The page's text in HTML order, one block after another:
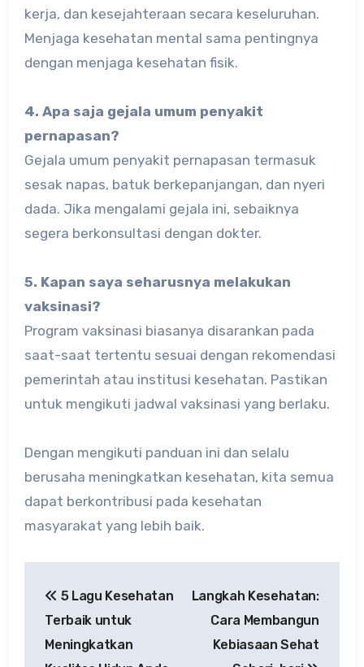
kerja, dan kesejahteraan secara keseluruhan.
Menjaga kesehatan mental sama pentingnya
dengan menjaga kesehatan fisik.
4. Apa saja gejala umum penyakit
pernapasan?
Gejala umum penyakit pernapasan termasuk
sesak napas, batuk berkepanjangan, dan nyeri
dada. Jika mengalami gejala ini, sebaiknya
segera berkonsultasi dengan dokter.
5. Kapan saya seharusnya melakukan
vaksinasi?
Program vaksinasi biasanya disarankan pada
saat-saat tertentu sesuai dengan rekomendasi
pemerintah atau institusi kesehatan. Pastikan
untuk mengikuti jadwal vaksinasi yang berlaku.
Dengan mengikuti panduan ini dan selalu
berusaha meningkatkan kesehatan, kita semua
dapat berkontribusi pada kesehatan
masyarakat yang lebih baik.
navigation
5 Lagu Kesehatan
Terbaik untuk
Meningkatkan
Langkah Kesehatan:
Cara Membangun
Kebiasaan Sehat